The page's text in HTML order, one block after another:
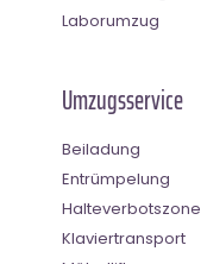
Laborumzug
Umzugsservice
Beiladung
Entrümpelung
Halteverbotszone
Klaviertransport